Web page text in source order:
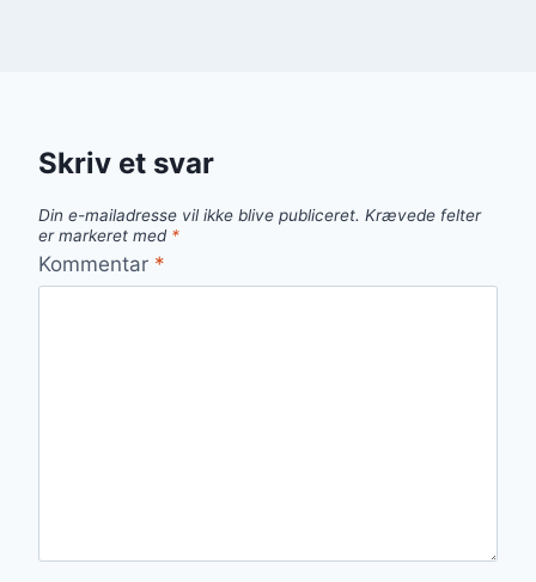
Skriv et svar
Din e-mailadresse vil ikke blive publiceret. Krævede felter
er markeret med *
Kommentar *